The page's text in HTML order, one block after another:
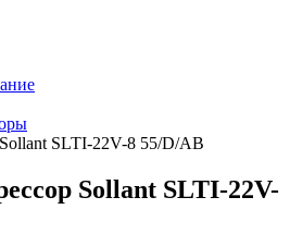
SLTI-22V-8 55/D/AB
Sollant SLTI-22V-